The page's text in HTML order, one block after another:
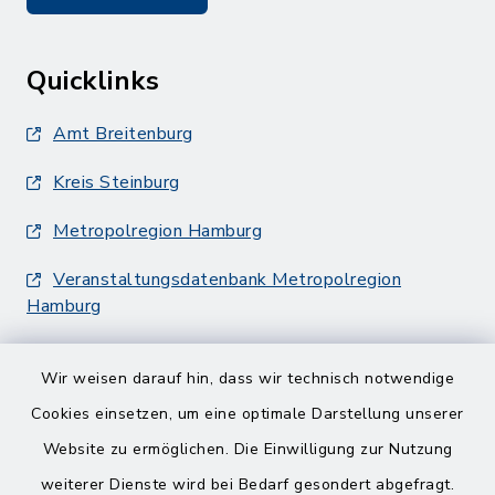
Wir weisen darauf hin, dass wir technisch notwendige
Cookies einsetzen, um eine optimale Darstellung unserer
Website zu ermöglichen. Die Einwilligung zur Nutzung
weiterer Dienste wird bei Bedarf gesondert abgefragt.
Quicklinks
Amt Breitenburg
Kreis Steinburg
Metropolregion Hamburg
Veranstaltungsdatenbank Metropolregion
Hamburg